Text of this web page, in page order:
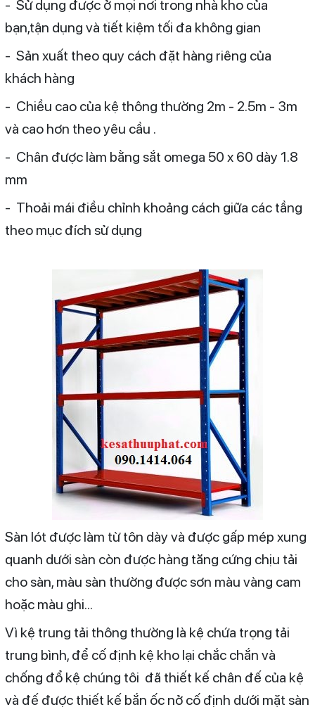
- Sử dụng được ở mọi nơi trong nhà kho của
bạn,tận dụng và tiết kiệm tối đa không gian
- Sản xuất theo quy cách đặt hàng riêng của
khách hàng
- Chiều cao của kệ thông thường 2m - 2.5m - 3m
và cao hơn theo yêu cầu .
- Chân được làm bằng sắt omega 50 x 60 dày 1.8
mm
- Thoải mái điều chỉnh khoảng cách giữa các tầng
theo mục đích sử dụng
Sàn lót được làm từ tôn dày và được gấp mép xung
quanh dưới sàn còn được hàng tăng cứng chịu tải
cho sàn, màu sàn thường được sơn màu vàng cam
hoặc màu ghi...
Vì kệ trung tải thông thường là kệ chứa trọng tải
trung bình, để cố định kệ kho lại chắc chắn và
chống đổ kệ chúng tôi đã thiết kế chân đế của kệ
và đế được thiết kế bắn ốc nở cố định dưới mặt sàn